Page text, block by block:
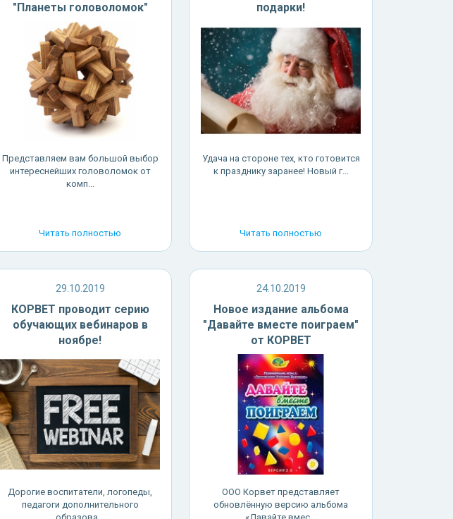
"Планеты головоломок"
Представляем вам большой выбор
интереснейших головоломок от
комп...
Читать полностью
подарки!
Удача на стороне тех, кто готовится
к празднику заранее! Новый г...
Читать полностью
29.10.2019
КОРВЕТ проводит серию
обучающих вебинаров в
ноябре!
Дорогие воспитатели, логопеды,
педагоги дополнительного
24.10.2019
Новое издание альбома
"Давайте вместе поиграем"
от КОРВЕТ
ООО Корвет представляет
обновлённую версию альбома